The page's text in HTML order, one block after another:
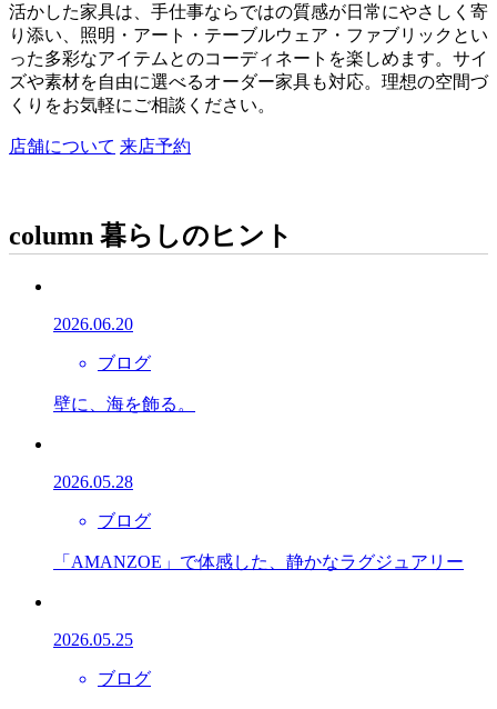
活かした家具は、手仕事ならではの質感が日常にやさしく寄
り添い、照明・アート・テーブルウェア・ファブリックとい
った多彩なアイテムとのコーディネートを楽しめます。サイ
ズや素材を自由に選べるオーダー家具も対応。理想の空間づ
くりをお気軽にご相談ください。
店舗について 来店予約
column 暮らしのヒント
2026.06.20
ブログ
壁に、海を飾る。
2026.05.28
ブログ
「AMANZOE」で体感した、静かなラグジュアリー
2026.05.25
ブログ